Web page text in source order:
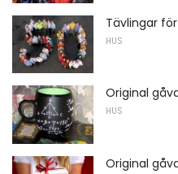
Tävlingar
HUS
Original
HUS
Original